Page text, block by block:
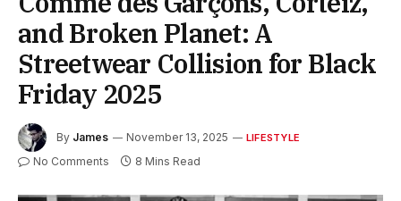
and Broken Planet: A
Streetwear Collision for Black
Friday 2025
By James November 13, 2025 LIFESTYLE
No Comments 8 Mins Read